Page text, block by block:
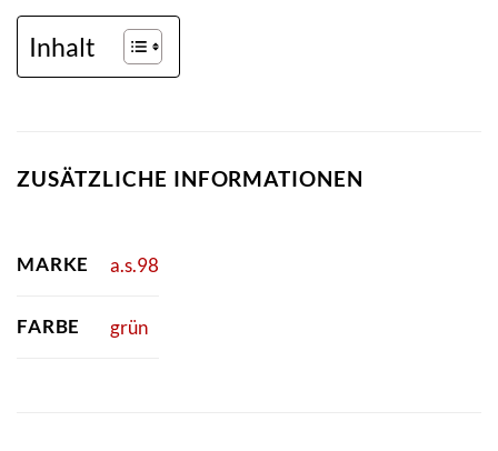
Inhalt
ZUSÄTZLICHE INFORMATIONEN
MARKE a.s.98
FARBE grün